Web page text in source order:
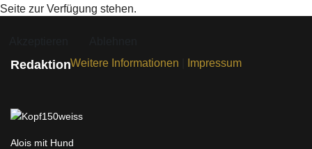
Redaktion
Alois mit Hund
Seite zur Verfügung stehen.
Weitere Informationen
Impressum